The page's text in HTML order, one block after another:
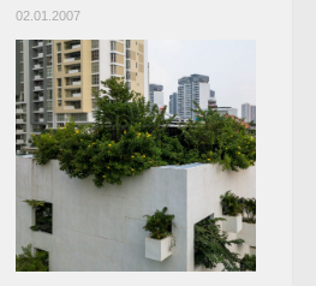
02.01.2007